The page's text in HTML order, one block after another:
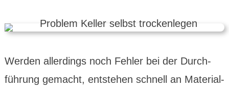
Werden allerdings noch Fehler bei der Durch­
führung gemacht, entstehen schnell an Material­